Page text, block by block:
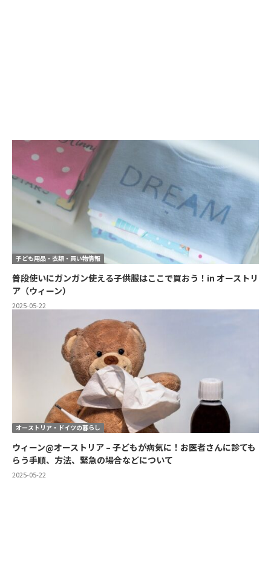
子ども用品・衣類・買い物情報
普段使いにガンガン使える子供服はここで買おう！in オーストリ
ア（ウィーン）
2025-05-22
オーストリア・ドイツの暮らし
ウィーン@オーストリア – 子どもが病気に！お医者さんに診ても
らう手順、方法、緊急の場合などについて
2025-05-22